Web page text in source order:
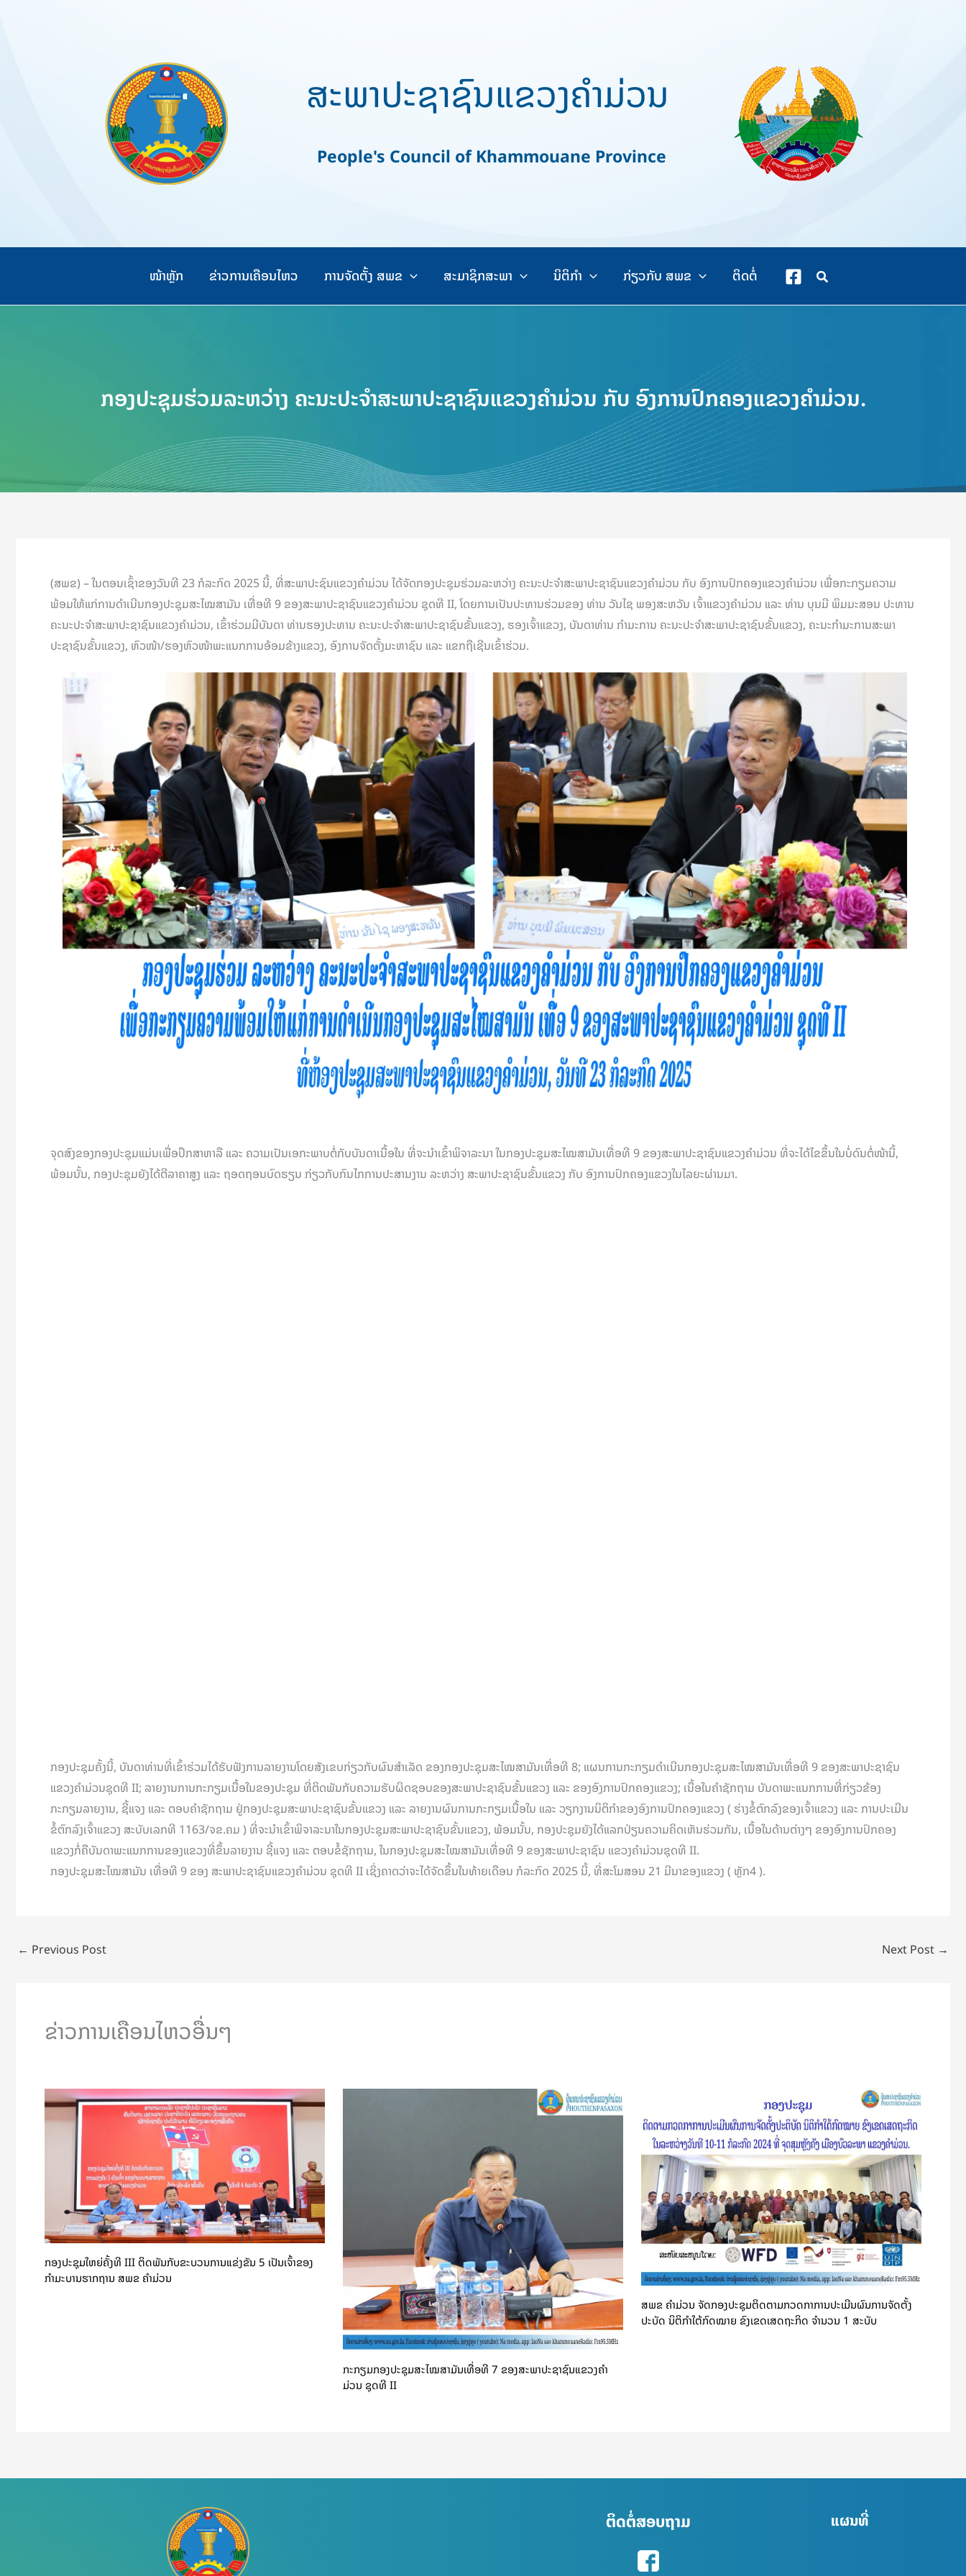
ສະພາປະຊາຊົນແຂວງຄຳມ່ວນ
People's Council of Khammouane Province
ໜ້າຫຼັກ ຂ່າວການເຄືອນໄຫວ ການຈັດຕັ້ງ ສພຂ ສະມາຊິກສະພາ ນິຕິກຳ ກ່ຽວກັບ ສພຂ ຕິດຕໍ່
ກອງປະຊຸມຮ່ວມລະຫວ່າງ ຄະນະປະຈຳສະພາປະຊາຊົນແຂວງຄຳມ່ວນ ກັບ ອົງການປົກຄອງແຂວງຄຳມ່ວນ.
(ສພຂ) – ໃນຕອນເຊົ້າຂອງວັນທີ 23 ກໍລະກົດ 2025 ນີ້, ທີ່ສະພາປະຊົນແຂວງຄຳມ່ວນ ໄດ້ຈັດກອງປະຊຸມຮ່ວມລະຫວ່າງ ຄະນະປະຈຳສະພາປະຊາຊົນແຂວງຄຳມ່ວນ ກັບ ອົງການປົກຄອງແຂວງຄຳມ່ວນ ເພື່ອກະກຽມຄວາມ
ພ້ອມໃຫ້ແກ່ການດຳເນີນກອງປະຊຸມສະໄໝສາມັນ ເທື່ອທີ 9 ຂອງສະພາປະຊາຊົນແຂວງຄຳມ່ວນ ຊຸດທີ II, ໂດຍການເປັນປະທານຮ່ວມຂອງ ທ່ານ ວັນໄຊ ພອງສະຫວັນ ເຈົ້າແຂວງຄຳມ່ວນ ແລະ ທ່ານ ບຸນມີ ພິມມະສອນ ປະທານ
ຄະນະປະຈຳສະພາປະຊາຊົນແຂວງຄໍາມ່ວນ, ເຂົ້າຮ່ວມມີບັນດາ ທ່ານຮອງປະທານ ຄະນະປະຈຳສະພາປະຊາຊົນຂັ້ນແຂວງ, ຮອງເຈົ້າແຂວງ, ບັນດາທ່ານ ກຳມະການ ຄະນະປະຈຳສະພາປະຊາຊົນຂັ້ນແຂວງ, ຄະນະກຳມະການສະພາ
ປະຊາຊົນຂັ້ນແຂວງ, ຫົວໜ້າ/ຮອງຫົວໜ້າພະແນກການອ້ອມຂ້າງແຂວງ, ອົງການຈັດຕັ້ງມະຫາຊົນ ແລະ ແຂກຖືເຊີນເຂົ້າຮ່ວມ.
ຈຸດສົງຂອງກອງປະຊຸມແມ່ນເພື່ອປຶກສາຫາລື ແລະ ຄວາມເປັນເອກະພາບຕໍ່ກັບບັນດາເນື້ອໃນ ທີ່ຈະນຳເຂົ້າພິຈາລະນາ ໃນກອງປະຊຸມສະໄໝສາມັນເທື່ອທີ 9 ຂອງສະພາປະຊາຊົນແຂວງຄຳມ່ວນ ທີ່ຈະໄດ້ໄຂຂຶ້ນໃນບໍ່ດົນຕໍ່ໜ້ານີ້,
ພ້ອມນັ້ນ, ກອງປະຊຸມຍັງໄດ້ຕີລາຄາສູງ ແລະ ຖອດຖອນບົດຮຽນ ກ່ຽວກັບກົນໄກການປະສານງານ ລະຫວ່າງ ສະພາປະຊາຊົນຂັ້ນແຂວງ ກັບ ອົງການປົກຄອງແຂວງໃນໄລຍະຜ່ານມາ.
ກອງປະຊຸມຄັ້ງນີ້, ບັນດາທ່ານທີ່ເຂົ້າຮ່ວມໄດ້ຮັບຟັງການລາຍງານໂດຍສັງເຂບກ່ຽວກັບຜົນສຳເລັດ ຂອງກອງປະຊຸມສະໄໝສາມັນເທື່ອທີ 8; ແຜນການກະກຽມດຳເນີນກອງປະຊຸມສະໄໝສາມັນເທື່ອທີ 9 ຂອງສະພາປະຊາຊົນ
ແຂວງຄຳມ່ວນຊຸດທີ II; ລາຍງານການກະກຽມເນື້ອໃນຂອງປະຊຸມ ທີ່ຕິດພັນກັບຄວາມຮັບຜິດຊອບຂອງສະພາປະຊາຊົນຂັ້ນແຂວງ ແລະ ຂອງອົງການປົກຄອງແຂວງ; ເນື້ອໃນຄຳຊັກຖາມ ບັນດາພະແນກການທີ່ກ່ຽວຂ້ອງ
ກະກຽມລາຍງານ, ຊີ້ແຈງ ແລະ ຕອບຄໍາຊັກຖາມ ຢູ່ກອງປະຊຸມສະພາປະຊາຊົນຂັ້ນແຂວງ ແລະ ລາຍງານຜົນການກະກຽມເນື້ອໃນ ແລະ ວຽກງານນິຕິກຳຂອງອົງການປົກຄອງແຂວງ ( ຮ່າງຂໍ້ຕົກລົງຂອງເຈົ້າແຂວງ ແລະ ການປະເມີນ
ຂໍ້ຕົກລົງເຈົ້າແຂວງ ສະບັບເລກທີ 1163/ຈຂ.ຄມ ) ທີ່ຈະນຳເຂົ້າພິຈາລະນາໃນກອງປະຊຸມສະພາປະຊາຊົນຂັ້ນແຂວງ, ພ້ອມນັ້ນ, ກອງປະຊຸມຍັງໄດ້ແລກປ່ຽນຄວາມຄິດເຫັນຮ່ວມກັນ, ເນື້ອໃນດ້ານຕ່າງໆ ຂອງອົງການປົກຄອງ
ແຂວງກໍ່ຄືບັນດາພະແນກການຂອງແຂວງທີ່ຂຶ້ນລາຍງານ ຊີ້ແຈງ ແລະ ຕອບຂໍ້ຊັກຖາມ, ໃນກອງປະຊຸມສະໄໝສາມັນເທື່ອທີ 9 ຂອງສະພາປະຊາຊົນ ແຂວງຄໍາມ່ວນຊຸດທີ II.
ກອງປະຊຸມສະໄໝສາມັນ ເທື່ອທີ 9 ຂອງ ສະພາປະຊາຊົນແຂວງຄໍາມ່ວນ ຊຸດທີ II ເຊິ່ງຄາດວ່າຈະໄດ້ຈັດຂຶ້ນໃນທ້າຍເດືອນ ກໍລະກົດ 2025 ນີ້, ທີ່ສະໂມສອນ 21 ມີນາຂອງແຂວງ ( ຫຼັກ4 ).
← Previous Post Next Post →
ຂ່າວການເຄືອນໄຫວອື່ນໆ
ກອງປະຊຸມໃຫຍ່ຄັ້ງທີ III ຕິດພັນກັບຂະບວນການແຂ່ງຂັນ 5 ເປັນເຈົ້າຂອງ
ກຳມະບານຮາກຖານ ສພຂ ຄໍາມ່ວນ
ກະກຽມກອງປະຊຸມສະໄໝສາມັນເທື່ອທີ 7 ຂອງສະພາປະຊາຊົນແຂວງຄໍາ
ມ່ວນ ຊຸດທີ II
ສພຂ ຄໍາມ່ວນ ຈັດກອງປະຊຸມຕິດຕາມກວດກາການປະເມີນຜົນການຈັດຕັ້ງ
ປະບັດ ນິຕິກຳໃຕ້ກົດໝາຍ ຂົງເຂດເສດຖະກິດ ຈໍານວນ 1 ສະບັບ
ຕິດຕໍ່ສອບຖາມ ແຜນທີ່